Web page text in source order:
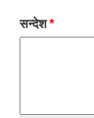
सन्देश*